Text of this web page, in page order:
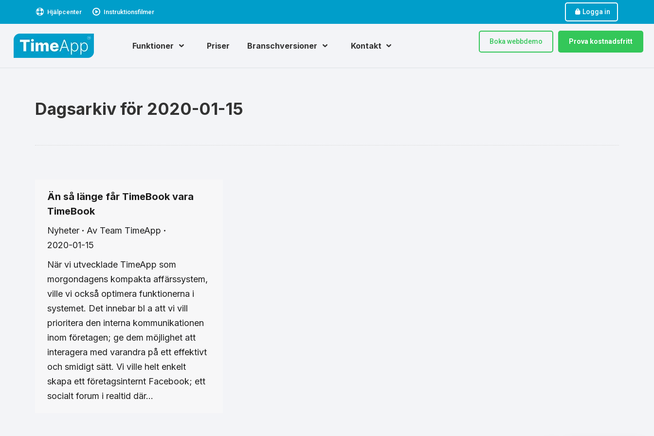
Hjälpcenter Instruktionsfilmer Logga in
Funktioner Priser Branschversioner Kontakt Boka webbdemo Prova kostnadsfritt
Dagsarkiv för 2020-01-15
Än så länge får TimeBook vara
TimeBook
Nyheter Av Team TimeApp
2020-01-15
När vi utvecklade TimeApp som
morgondagens kompakta affärssystem,
ville vi också optimera funktionerna i
systemet. Det innebar bl a att vi vill
prioritera den interna kommunikationen
inom företagen; ge dem möjlighet att
interagera med varandra på ett effektivt
och smidigt sätt. Vi ville helt enkelt
skapa ett företagsinternt Facebook; ett
socialt forum i realtid där…